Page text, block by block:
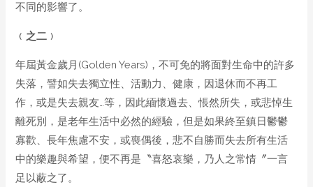
不同的影響了。
﹙之二﹚
年屆黃金歲月(Golden Years)，不可免的將面對生命中的許多
失落，譬如失去獨立性、活動力、健康，因退休而不再工
作，或是失去親友…等，因此緬懷過去、悵然所失，或悲悼生
離死別，是老年生活中必然的經驗，但是如果終至鎮日鬱鬱
寡歡、長年焦慮不安，或喪偶後，悲不自勝而失去所有生活
中的樂趣與希望，便不再是〝喜怒哀樂，乃人之常情〞一言
足以蔽之了。